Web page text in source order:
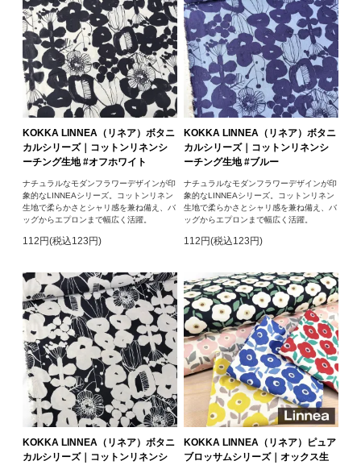
KOKKA LINNEA（リネア）ボタニ
カルシリーズ｜コットンリネンシ
ーチング生地 #オフホワイト
ナチュラルなモダンフラワーデザインが印
象的なLINNEAシリーズ。コットンリネン
生地で柔らかさとシャリ感を兼ね備え、バ
ッグからエプロンまで幅広く活躍。
112円(税込123円)
KOKKA LINNEA（リネア）ボタニ
カルシリーズ｜コットンリネンシ
ーチング生地 #ブルー
ナチュラルなモダンフラワーデザインが印
象的なLINNEAシリーズ。コットンリネン
生地で柔らかさとシャリ感を兼ね備え、バ
ッグからエプロンまで幅広く活躍。
112円(税込123円)
KOKKA LINNEA（リネア）ボタニ
カルシリーズ｜コットンリネンシ
KOKKA LINNEA（リネア）ピュア
ブロッサムシリーズ｜オックス生